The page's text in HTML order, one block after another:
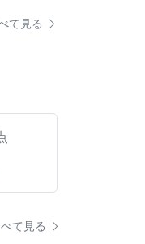
て見る
て見る